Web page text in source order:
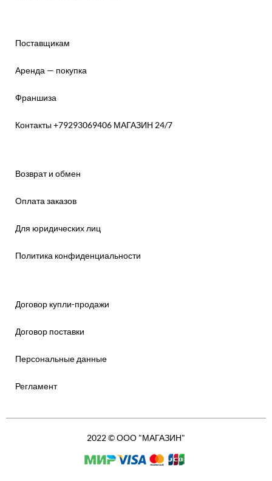
Поставщикам
Аренда — покупка
Франшиза
Контакты +79293069406 МАГАЗИН 24/7
Возврат и обмен
Оплата заказов
Для юридических лиц
Политика конфиденциальности
Договор купли-продажи
Договор поставки
Персональные данные
Регламент
2022 © ООО "МАГАЗИН"